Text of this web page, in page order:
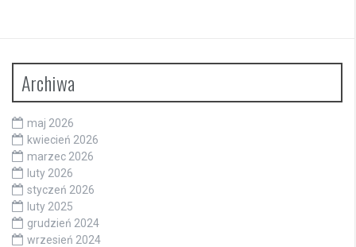
Archiwa
maj 2026
kwiecień 2026
marzec 2026
luty 2026
styczeń 2026
luty 2025
grudzień 2024
wrzesień 2024